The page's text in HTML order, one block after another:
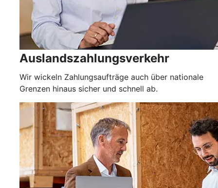
Auslandszahlungsverkehr
Wir wickeln Zahlungsaufträge auch über nationale
Grenzen hinaus sicher und schnell ab.